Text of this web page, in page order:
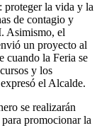
proteger la vida y la
de contagio y
Asimismo, el
un proyecto al
cuando la Feria se
y los
el Alcalde.
se realizarán
promocionar la